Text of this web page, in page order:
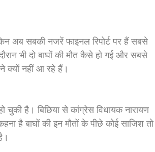
अब सबकी नजरें फाइनल रिपोर्ट पर हैं सबसे
भी दो बाघों की मौत कैसे हो गई और सबसे
क्यों नहीं आ रहे हैं।
चुकी है। बिछिया से कांग्रेस विधायक नारायण
है बाघों की इन मौतों के पीछे कोई साजिश तो